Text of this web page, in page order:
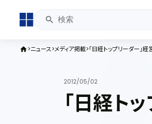
home ニュース メディア掲載 「日経トップリーダー」
2012/05/02
「日経ト